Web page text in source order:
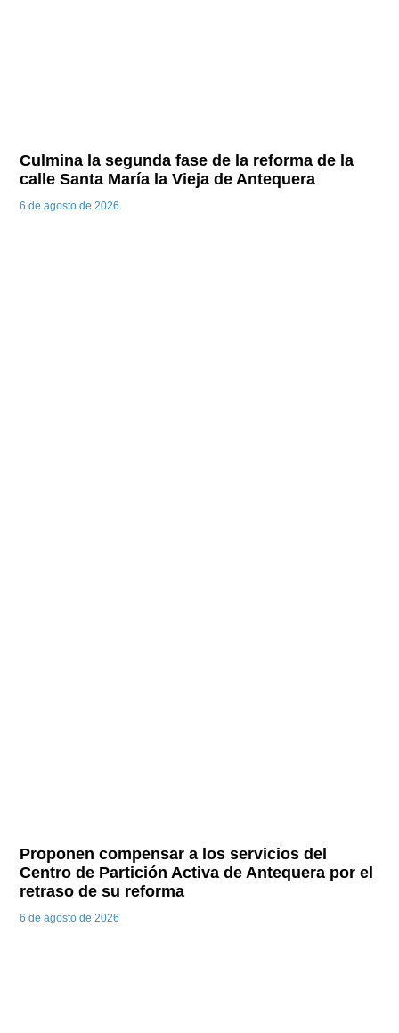
Culmina la segunda fase de la reforma de la
calle Santa María la Vieja de Antequera
6 de agosto de 2026
Proponen compensar a los servicios del
Centro de Partición Activa de Antequera por el
retraso de su reforma
6 de agosto de 2026